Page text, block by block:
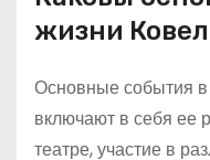
жизни
Основные события
включают в себя ее
театре, участие в